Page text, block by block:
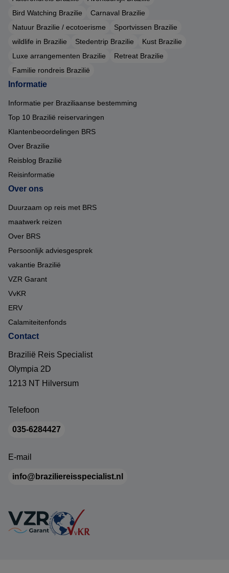
Bird Watching Brazilie
Carnaval Brazilie
Natuur Brazilie / ecotoerisme
Sportvissen Brazilie
wildlife in Brazilie
Stedentrip Brazilie
Kust Brazilie
Luxe arrangementen Brazilie
Retreat Brazilie
Familie rondreis Brazilië
Informatie
Informatie per Braziliaanse bestemming
Top 10 Brazilië reiservaringen
Klantenbeoordelingen BRS
Over Brazilie
Reisblog Brazilië
Reisinformatie
Over ons
Duurzaam op reis met BRS
maatwerk reizen
Over BRS
Persoonlijk adviesgesprek
vakantie Brazilië
VZR Garant
VvKR
ERV
Calamiteitenfonds
Contact
Brazilië Reis Specialist
Olympia 2D
1213 NT Hilversum
Telefoon
035-6284427
E-mail
info@braziliereisspecialist.nl